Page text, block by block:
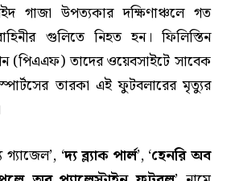
গাজা উপত্যকার দক্ষিণাঞ্চলে গত
গুলিতে নিহত হন। ফিলিস্তিন
(পিএএফ) তাদের ওয়েবসাইটে সাবেক
তারকা এই ফুটবলারের মৃত্যুর
‘দ্য ব্ল্যাক পার্ল’, ‘হেনরি অব